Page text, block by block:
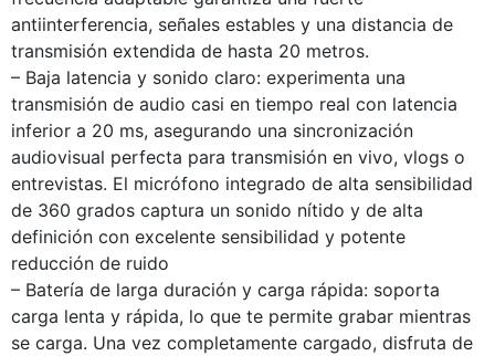
antiinterferencia, señales estables y una distancia de
transmisión extendida de hasta 20 metros.
– Baja latencia y sonido claro: experimenta una
transmisión de audio casi en tiempo real con latencia
inferior a 20 ms, asegurando una sincronización
audiovisual perfecta para transmisión en vivo, vlogs o
entrevistas. El micrófono integrado de alta sensibilidad
de 360 grados captura un sonido nítido y de alta
definición con excelente sensibilidad y potente
reducción de ruido
– Batería de larga duración y carga rápida: soporta
carga lenta y rápida, lo que te permite grabar mientras
se carga. Una vez completamente cargado, disfruta de